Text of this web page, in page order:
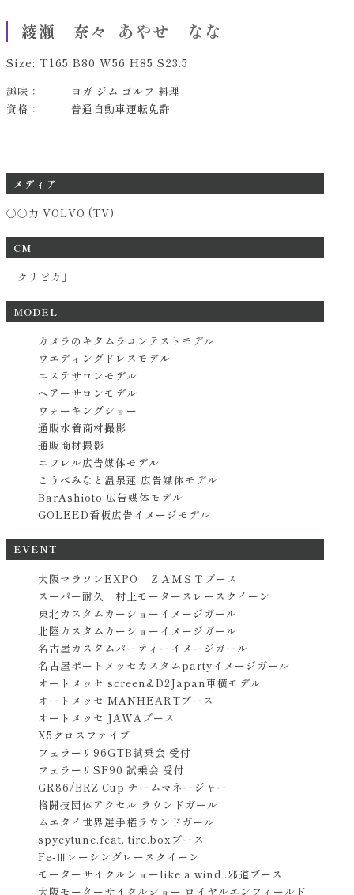
綾瀬 奈々 あやせ なな
Size: T165 B80 W56 H85 S23.5
趣味：
ヨガ ジム ゴルフ 料理
資格：
普通自動車運転免許
メディア
○○力 VOLVO (TV)
CM
「クリピカ」
MODEL
カメラのキタムラコンテストモデル
ウエディングドレスモデル
エステサロンモデル
ヘアーサロンモデル
ウォーキングショー
通販水着商材撮影
通販商材撮影
ニフレル広告媒体モデル
こうべみなと温泉蓮 広告媒体モデル
BarAshioto 広告媒体モデル
GOLEED看板広告イメージモデル
EVENT
大阪マラソンEXPO ＺＡＭＳＴブース
スーパー耐久 村上モータースレースクイーン
東北カスタムカーショーイメージガール
北陸カスタムカーショーイメージガール
名古屋カスタムパーティーイメージガール
名古屋ポートメッセカスタムpartyイメージガール
オートメッセ screen&D2Japan車横モデル
オートメッセ MANHEARTブース
オートメッセ JAWAブース
X5クロスファイブ
フェラーリ96GTB試乗会 受付
フェラーリSF90 試乗会 受付
GR86/BRZ Cup チームマネージャー
格闘技団体アクセル ラウンドガール
ムエタイ世界選手権ラウンドガール
spycytune.feat. tire.boxブース
Fe-Ⅲレーシングレースクイーン
モーターサイクルショーlike a wind .邪道ブース
大阪モーターサイクルショー ロイヤルエンフィールド